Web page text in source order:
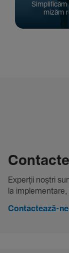
mizăm
Experții noștri
la
Contactează-ne